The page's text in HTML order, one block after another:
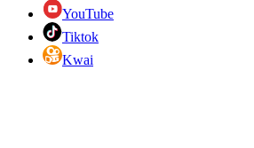
YouTube
Tiktok
Kwai